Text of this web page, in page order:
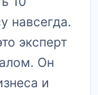
навсегда.
эксперт
Он
и